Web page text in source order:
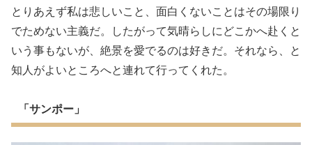
とりあえず私は悲しいこと、面白くないことはその場限り
でためない主義だ。したがって気晴らしにどこかへ赴くと
いう事もないが、絶景を愛でるのは好きだ。それなら、と
知人がよいところへと連れて行ってくれた。
「サンポー」